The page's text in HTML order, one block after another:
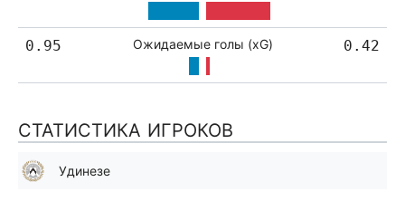
0.95 Ожидаемые голы (xG) 0.42
СТАТИСТИКА ИГРОКОВ
Удинезе